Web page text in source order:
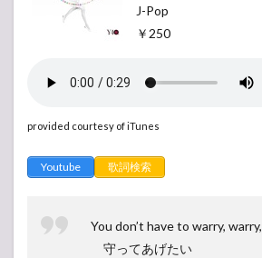
J-Pop
￥250
provided courtesy of iTunes
Youtube 歌詞検索
You don’t have to warry, warry,
守ってあげたい